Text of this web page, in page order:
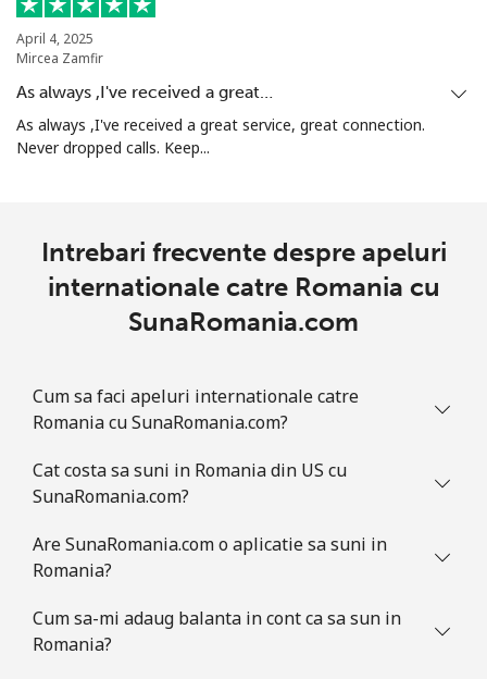
April 4, 2025
Mircea Zamfir
As always ,I've received a great…
As always ,I've received a great service, great connection.
Never dropped calls. Keep...
Intrebari frecvente despre apeluri
internationale catre Romania cu
SunaRomania.com
Cum sa faci apeluri internationale catre
Romania cu SunaRomania.com?
Cat costa sa suni in Romania din US cu
SunaRomania.com?
Are SunaRomania.com o aplicatie sa suni in
Romania?
Cum sa-mi adaug balanta in cont ca sa sun in
Romania?